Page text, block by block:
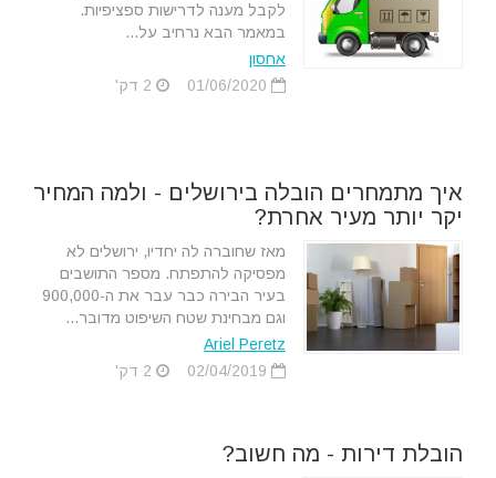
לקבל מענה לדרישות ספציפיות.
במאמר הבא נרחיב על...
אחסון
איך מתמחרים הובלה בירושלים - ולמה המחיר
יקר יותר מעיר אחרת?
מאז שחוברה לה יחדיו, ירושלים לא
מפסיקה להתפתח. מספר התושבים
בעיר הבירה כבר עבר את ה-900,000
וגם מבחינת שטח השיפוט מדובר...
Ariel Peretz
הובלת דירות - מה חשוב?